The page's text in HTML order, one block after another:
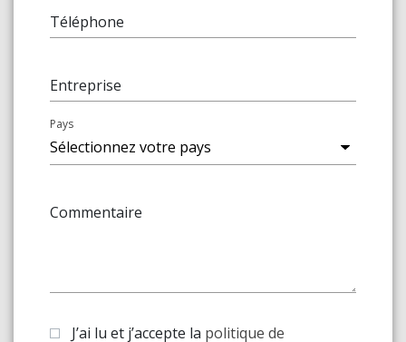
Téléphone
Entreprise
Pays
Commentaire
J’ai lu et j’accepte la politique de